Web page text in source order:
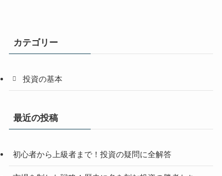
カテゴリー
投資の基本
最近の投稿
初心者から上級者まで！投資の疑問に全解答